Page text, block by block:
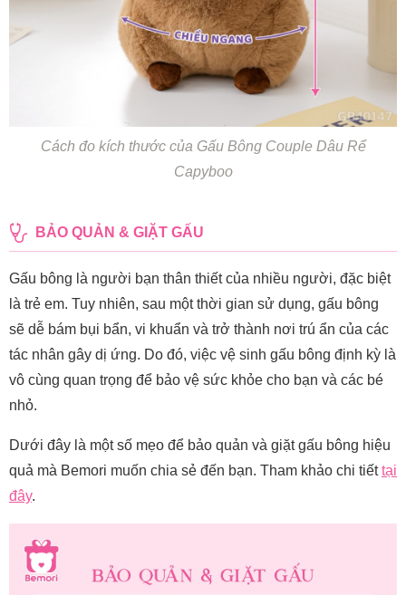
Cách đo kích thước của Gấu Bông Couple Dâu Rể
Capyboo
BẢO QUẢN & GIẶT GẤU
Gấu bông là người bạn thân thiết của nhiều người, đặc biệt
là trẻ em. Tuy nhiên, sau một thời gian sử dụng, gấu bông
sẽ dễ bám bụi bẩn, vi khuẩn và trở thành nơi trú ẩn của các
tác nhân gây dị ứng. Do đó, việc vệ sinh gấu bông định kỳ là
vô cùng quan trọng để bảo vệ sức khỏe cho bạn và các bé
nhỏ.
Dưới đây là một số mẹo để bảo quản và giặt gấu bông hiệu
quả mà Bemori muốn chia sẻ đến bạn. Tham khảo chi tiếttại
đây.